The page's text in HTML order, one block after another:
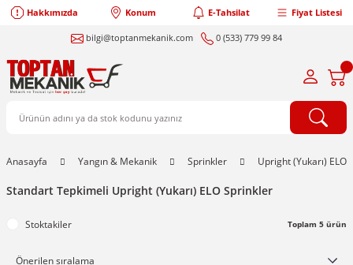
Hakkımızda Konum E-Tahsilat Fiyat Listesi
bilgi@toptanmekanik.com 0 (533) 779 99 84
Anasayfa Yangın & Mekanik Sprinkler Upright (Yukarı) ELO
Standart Tepkimeli Upright (Yukarı) ELO Sprinkler
Stoktakiler Toplam 5 ürün